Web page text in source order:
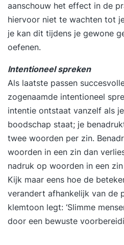
transformeren.Aan het
huis met een krachtige
kunt gebruiken. Klaar om
verhaal? "Vanaf de eerste
houden. Zijn verhalen
De tips zijn duidelijk. Hier
Mijn hoofd tolt alweer van
aanrader!" -- Nicole Gout,
Nederlanden Inhoud van
voorbeelden, past
presentatietheorie toe in
werkt daarbij aan een
ondermeer: Wat is storytelling en waarom werkt
het zo goed? Overtuigend
het begin Op zoek naar
boodschap over te
aanschouw het effect in de
hiervoor niet te wachten tot
je kan dit tijdens je gewone
oefenen.
Intentioneel spreken
Als laatste passen
zogenaamde intentioneel
intentie ontstaat vanzelf als
boodschap staat; je
twee woorden per zin.
woorden in een zin dan
nadruk op woorden in een
Kijk maar eens hoe de
verandert afhankelijk van de
klemtoon legt: ‘Slimme
door een bewuste